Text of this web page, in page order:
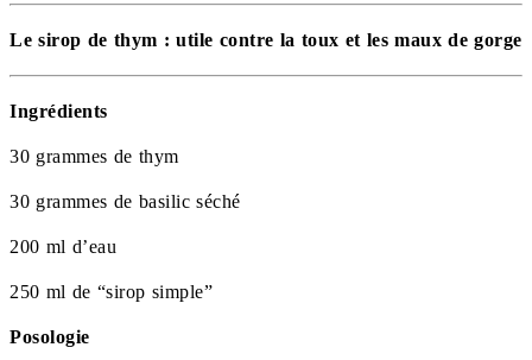
Le sirop de thym : utile contre la toux et les maux de gorge
Ingrédients
30 grammes de thym
30 grammes de basilic séché
200 ml d’eau
250 ml de “sirop simple”
Posologie